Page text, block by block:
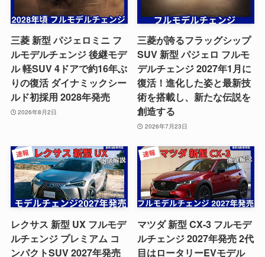
三菱 新型 パジェロミニ フ
ルモデルチェンジ 後継モデ
ル 軽SUV 4ドアで約16年ぶ
りの復活 ダイナミックシー
ルド初採用 2028年発売
2026年8月2日
三菱が誇るフラッグシップ
SUV 新型 パジェロ フルモ
デルチェンジ 2027年1月に
復活！進化した姿と最新技
術を搭載し、新たな伝説を
創造する
2026年7月23日
レクサス 新型 UX フルモデ
ルチェンジ プレミアム コ
ンパクトSUV 2027年発売
マツダ 新型 CX-3 フルモデ
ルチェンジ 2027年発売 2代
目はロータリーEVモデル